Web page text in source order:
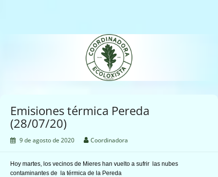
Coordinadora Ecoloxista
d'Asturies
Emisiones térmica Pereda
(28/07/20)
9 de agosto de 2020 Coordinadora
Hoy martes, los vecinos de Mieres han vuelto a sufrir las nubes
contaminantes de la térmica de la Pereda